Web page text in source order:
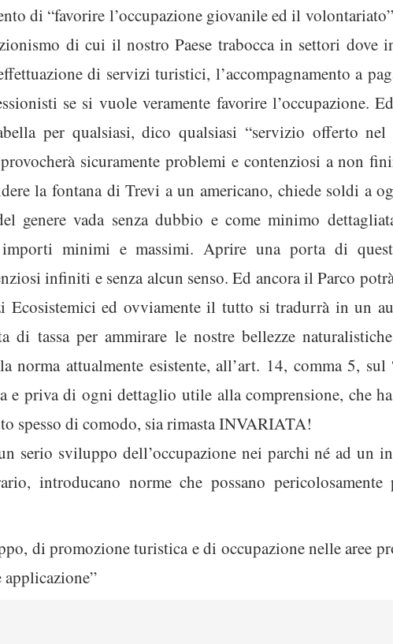
di “favorire l’occupazione giovanile ed il
di cui il nostro Paese trabocca in settori dove
di servizi turistici, l’accompagnamento a
se si vuole veramente favorire l’occupazione.
per qualsiasi, dico qualsiasi “servizio offerto
sicuramente problemi e contenziosi a non
la fontana di Trevi a un americano, chiede soldi a
genere vada senza dubbio e come minimo
minimi e massimi. Aprire una porta di
infiniti e senza alcun senso. Ed ancora il Parco
ed ovviamente il tutto si tradurrà in un
tassa per ammirare le nostre bellezze
norma attualmente esistente, all’art. 14, comma 5,
e priva di ogni dettaglio utile alla comprensione, che
spesso di comodo, sia rimasta INVARIATA!
serio sviluppo dell’occupazione nei parchi né ad un
introducano norme che possano pericolosamente
di promozione turistica e di occupazione nelle aree